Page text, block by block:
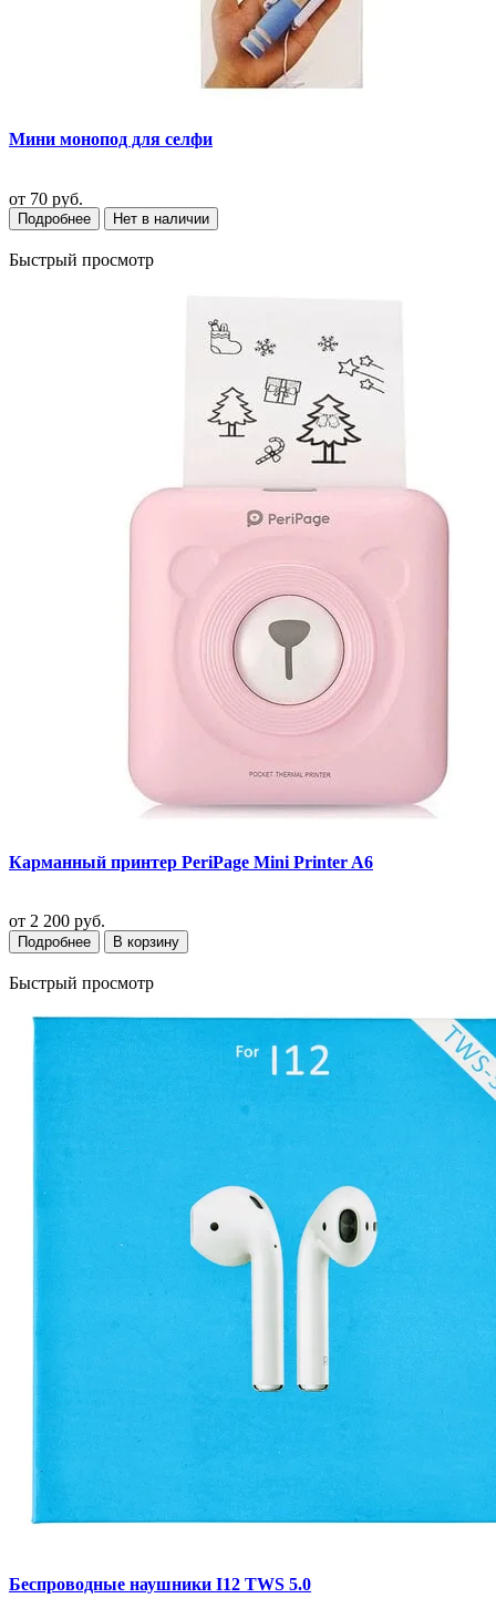
Мини монопод для селфи
от 70 руб.
Подробнее Нет в наличии
Быстрый просмотр
Карманный принтер PeriPage Mini Printer A6
от 2 200 руб.
Подробнее В корзину
Быстрый просмотр
Беспроводные наушники I12 TWS 5.0